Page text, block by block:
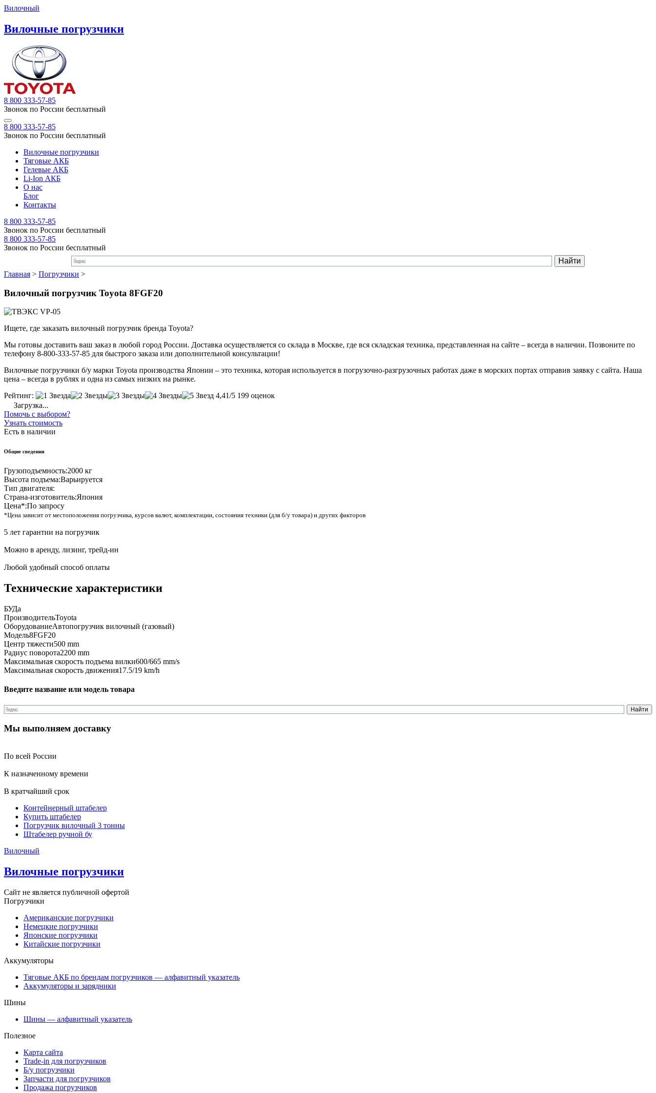
Вилочный
Вилочные погрузчики
8 800 333-57-85
Звонок по России бесплатный
8 800 333-57-85
Звонок по России бесплатный
Вилочные погрузчики
Тяговые АКБ
Гелевые АКБ
Li-Ion АКБ
О нас
Блог
Контакты
8 800 333-57-85
Звонок по России бесплатный
8 800 333-57-85
Звонок по России бесплатный
Главная > Погрузчики >
Вилочный погрузчик Toyota 8FGF20
Ищете, где заказать вилочный погрузчик бренда Toyota?
Мы готовы доставить ваш заказ в любой город России. Доставка осуществляется со склада в Москве, где вся складская техника, представленная на сайте – всегда в наличии. Позвоните по
телефону 8-800-333-57-85 для быстрого заказа или дополнительной консультации!
Вилочные погрузчики б/у марки Toyota производства Японии – это техника, которая используется в погрузочно-разгрузочных работах даже в морских портах отправив заявку с сайта. Наша
цена – всегда в рублях и одна из самых низких на рынке.
Рейтинг:
4,41/5 199 оценок
Загрузка...
Помочь с выбором?
Узнать стоимость
Есть в наличии
Общие сведения
Грузоподъемность:2000 кг
Высота подъема:Варьируется
Тип двигателя:
Страна-изготовитель:Япония
Цена*:По запросу
*Цена зависит от местоположения погрузчика, курсов валют, комплектации, состояния техники (для б/у товара) и других факторов
5 лет гарантии на погрузчик
Можно в аренду, лизинг, трейд-ин
Любой удобный способ оплаты
Технические характеристики
БУДа
ПроизводительToyota
ОборудованиеАвтопогрузчик вилочный (газовый)
Модель8FGF20
Центр тяжести500 mm
Радиус поворота2200 mm
Максимальная скорость подъема вилки600/665 mm/s
Максимальная скорость движения17.5/19 km/h
Введите название или модель товара
Мы выполняем доставку
По всей России
К назначенному времени
В кратчайший срок
Контейнерный штабелер
Купить штабелер
Погрузчик вилочный 3 тонны
Штабелер ручной бу
Вилочный
Вилочные погрузчики
Сайт не является публичной офертой
Погрузчики
Американские погрузчики
Немецкие погрузчики
Японские погрузчики
Китайские погрузчики
Аккумуляторы
Тяговые АКБ по брендам погрузчиков — алфавитный указатель
Аккумуляторы и зарядники
Шины
Шины — алфавитный указатель
Полезное
Карта сайта
Trade-in для погрузчиков
Б/у погрузчики
Запчасти для погрузчиков
Продажа погрузчиков